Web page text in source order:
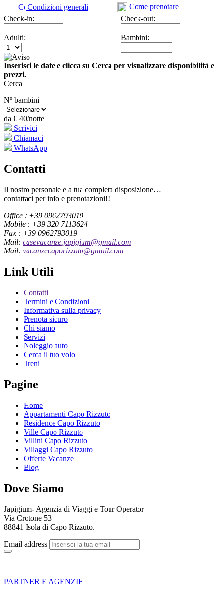
Condizioni generali
Come prenotare
Check-in:
Check-out:
Adulti: Bambini:
Inserisci le date e clicca su Cerca per visualizzare disponibilità e
prezzi.
Cerca
Nº bambini
da € 40/notte
Scrivici
Chiamaci
WhatsApp
Contatti
Il nostro personale è a tua completa disposizione…
contattaci per info e prenotazioni!!
Office : +39 0962793019
Mobile : +39 320 7113624
Fax : +39 0962793019
Mail: casevacanze.japigium@gmail.com
Mail: vacanzecaporizzuto@gmail.com
Link Utili
Contatti
Termini e Condizioni
Informativa sulla privacy
Prenota sicuro
Chi siamo
Servizi
Noleggio auto
Cerca il tuo volo
Treni
Pagine
Home
Appartamenti Capo Rizzuto
Residence Capo Rizzuto
Ville Capo Rizzuto
Villini Capo Rizzuto
Villaggi Capo Rizzuto
Offerte Vacanze
Blog
Dove Siamo
Japigium- Agenzia di Viaggi e Tour Operator
Via Crotone 53
88841 Isola di Capo Rizzuto.
Email address
PARTNER E AGENZIE